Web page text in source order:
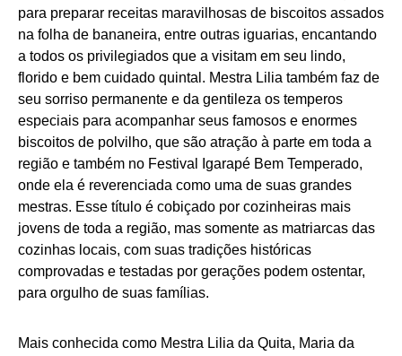
para preparar receitas maravilhosas de biscoitos assados
na folha de bananeira, entre outras iguarias, encantando
a todos os privilegiados que a visitam em seu lindo,
florido e bem cuidado quintal. Mestra Lilia também faz de
seu sorriso permanente e da gentileza os temperos
especiais para acompanhar seus famosos e enormes
biscoitos de polvilho, que são atração à parte em toda a
região e também no Festival Igarapé Bem Temperado,
onde ela é reverenciada como uma de suas grandes
mestras. Esse título é cobiçado por cozinheiras mais
jovens de toda a região, mas somente as matriarcas das
cozinhas locais, com suas tradições históricas
comprovadas e testadas por gerações podem ostentar,
para orgulho de suas famílias.
Mais conhecida como Mestra Lilia da Quita, Maria da